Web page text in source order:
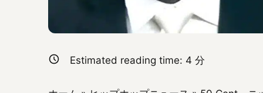
Estimated reading time: 4 分